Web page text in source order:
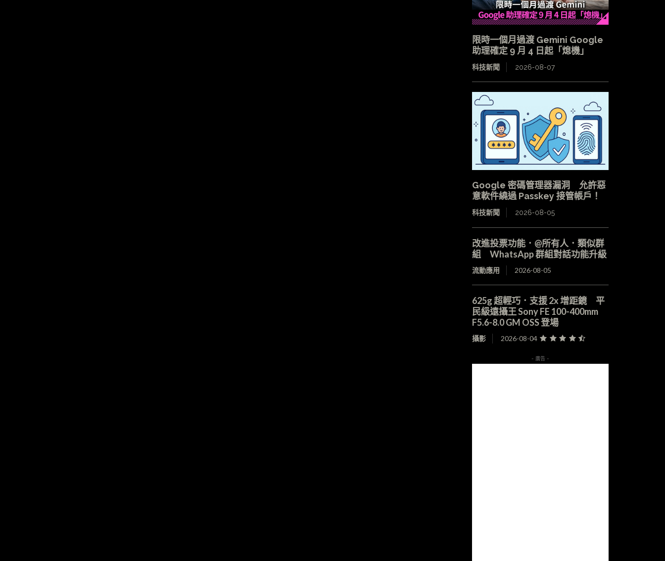
限時一個月過渡 Gemini Google
助理確定 9 月 4 日起「熄機」
科技新聞 2026-08-07
Google 密碼管理器漏洞 允許惡
意軟件繞過 Passkey 接管帳戶！
科技新聞 2026-08-05
改進投票功能．@所有人．類似群
組 WhatsApp 群組對話功能升級
流動應用 2026-08-05
625g 超輕巧．支援 2x 增距鏡 平
民級遠攝王 Sony FE 100-400mm
F5.6-8.0 GM OSS 登場
攝影 2026-08-04
- 廣告 -